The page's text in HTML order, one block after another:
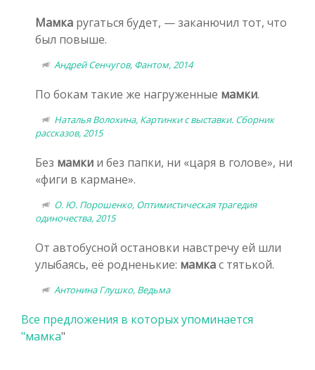
Мамка ругаться будет, — заканючил тот, что
был повыше.
Андрей Сенчугов, Фантом, 2014
По бокам такие же нагруженные мамки.
Наталья Волохина, Картинки с выставки. Сборник
рассказов, 2015
Без мамки и без папки, ни «царя в голове», ни
«фиги в кармане».
О. Ю. Порошенко, Оптимистическая трагедия
одиночества, 2015
От автобусной остановки навстречу ей шли
улыбаясь, её родненькие: мамкас тятькой.
Антонина Глушко, Ведьма
Все предложения в которых упоминается
"мамка"